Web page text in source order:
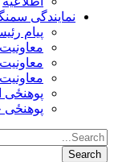
نمایندگی
پیام
پوهنځی